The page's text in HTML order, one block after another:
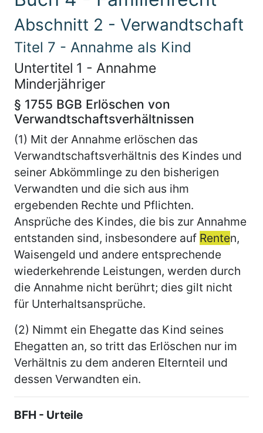
Abschnitt 2 - Verwandtschaft
Titel 7 - Annahme als Kind
Untertitel 1 - Annahme
Minderjähriger
§ 1755 BGB Erlöschen von
Verwandtschaftsverhältnissen
(1) Mit der Annahme erlöschen das
Verwandtschaftsverhältnis des Kindes und
seiner Abkömmlinge zu den bisherigen
Verwandten und die sich aus ihm
ergebenden Rechte und Pflichten.
Ansprüche des Kindes, die bis zur Annahme
entstanden sind, insbesondere auf Renten,
Waisengeld und andere entsprechende
wiederkehrende Leistungen, werden durch
die Annahme nicht berührt; dies gilt nicht
für Unterhaltsansprüche.
(2) Nimmt ein Ehegatte das Kind seines
Ehegatten an, so tritt das Erlöschen nur im
Verhältnis zu dem anderen Elternteil und
dessen Verwandten ein.
BFH - Urteile